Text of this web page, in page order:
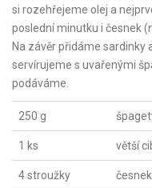
si rozehřejeme olej a
poslední minutku i česnek
Na závěr přidáme sardinky
servírujeme s uvařenými
podáváme.
250 g
1 ks větší
4 stroužky česnek